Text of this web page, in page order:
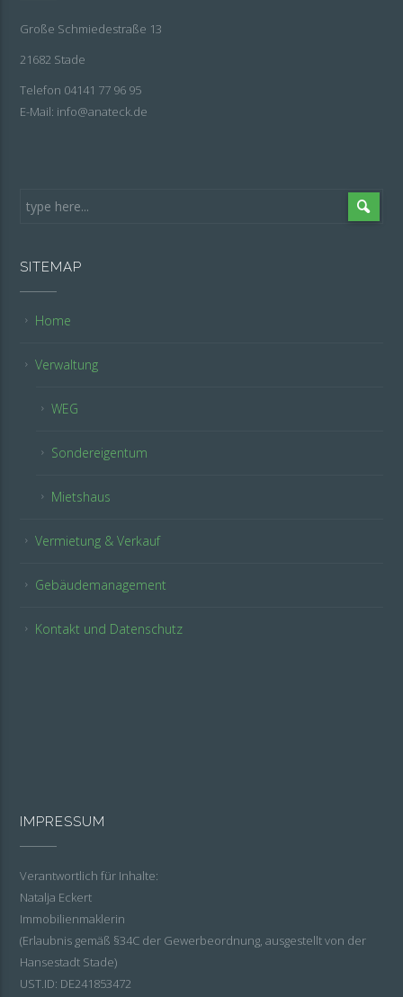
Große Schmiedestraße 13
21682 Stade
Telefon 04141 77 96 95
E-Mail: info@anateck.de
SITEMAP
Home
Verwaltung
WEG
Sondereigentum
Mietshaus
Vermietung & Verkauf
Gebäudemanagement
Kontakt und Datenschutz
IMPRESSUM
Verantwortlich für Inhalte:
Natalja Eckert
Immobilienmaklerin
(Erlaubnis gemäß §34C der Gewerbeordnung, ausgestellt von der
Hansestadt Stade)
UST.ID: DE241853472